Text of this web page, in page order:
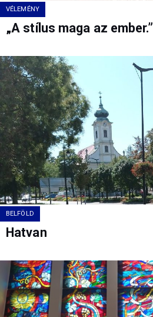
VÉLEMÉNY
„A stílus maga az ember.”
BELFÖLD
Hatvan